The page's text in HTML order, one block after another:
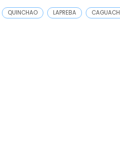
QUINCHAO LAPREBA CAGUACH